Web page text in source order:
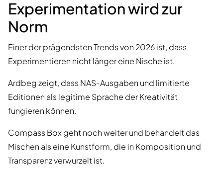
Experimentation wird zur
Norm
Einer der prägendsten Trends von 2026 ist, dass
Experimentieren nicht länger eine Nische ist.
Ardbeg zeigt, dass NAS-Ausgaben und limitierte
Editionen als legitime Sprache der Kreativität
fungieren können.
Compass Box geht noch weiter und behandelt das
Mischen als eine Kunstform, die in Komposition und
Transparenz verwurzelt ist.